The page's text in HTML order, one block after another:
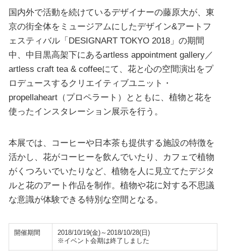
国内外で活動を続けているデザイナーの藤原大が、東
京の街全体をミュージアムにしたデザイン&アートフ
ェスティバル「DESIGNART TOKYO 2018」の期間
中、中目黒高架下にあるartless appointment gallery／
artless craft tea & coffeeにて、花と心の空間演出をプ
ロデュースするクリエイティブユニット・
propellaheart（プロペラート）とともに、植物と花を
使ったインスタレーション展示を行う。
本展では、コーヒーや日本茶も提供する施設の特徴を
活かし、花がコーヒーを飲んでいたり、カフェで植物
がくつろいでいたりなど、植物を人に見立てたデジタ
ルと花のアート作品を制作。植物や花に対する不思議
な意識が体験できる特別な空間となる。
開催期間
2018/10/19(金)～2018/10/28(日)
※イベント会期は終了しました